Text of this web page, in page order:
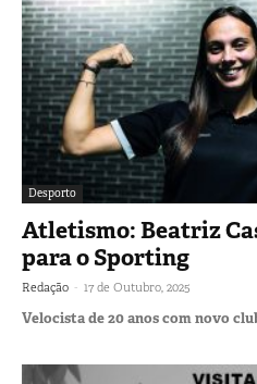
Desporto
Atletismo: Beatriz
para o Sporting
Redação - 17 de Outubro, 2025
Velocista de 20 anos com novo